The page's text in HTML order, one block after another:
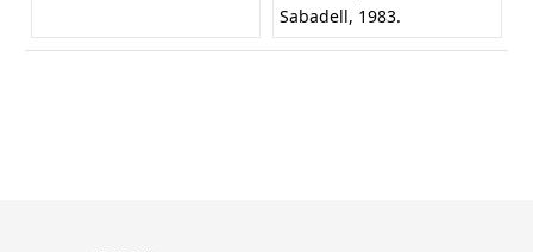
Sabadell, 1983.